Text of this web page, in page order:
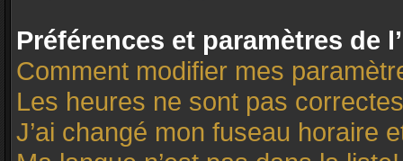
Préférences et paramètres de
Comment modifier mes
Les heures ne sont pas
J’ai changé mon fuseau horaire